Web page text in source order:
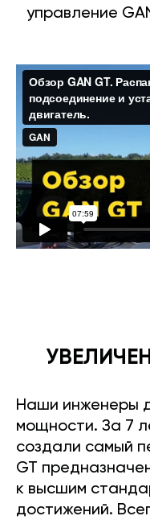
управление
Наши инженеры
мощности. За 7
создали самый
GT
к высшим
достижений.